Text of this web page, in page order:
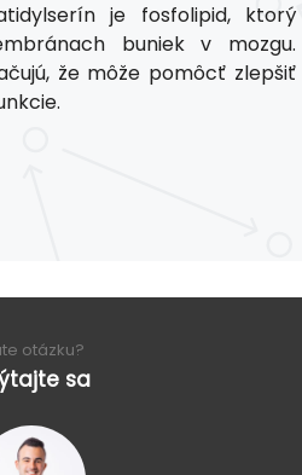
je fosfolipid, ktorý
buniek v mozgu.
že môže pomôcť zlepšiť
otázku?
sa